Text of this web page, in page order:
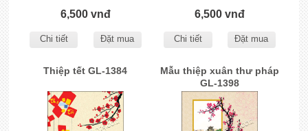
6,500 vnđ
Chi tiết Đặt mua
6,500 vnđ
Chi tiết Đặt mua
Thiệp tết GL-1384
Mẫu thiệp xuân thư pháp
GL-1398